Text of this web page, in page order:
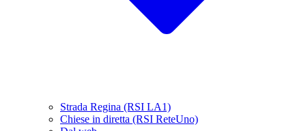
Strada Regina (RSI LA1)
Chiese in diretta (RSI ReteUno)